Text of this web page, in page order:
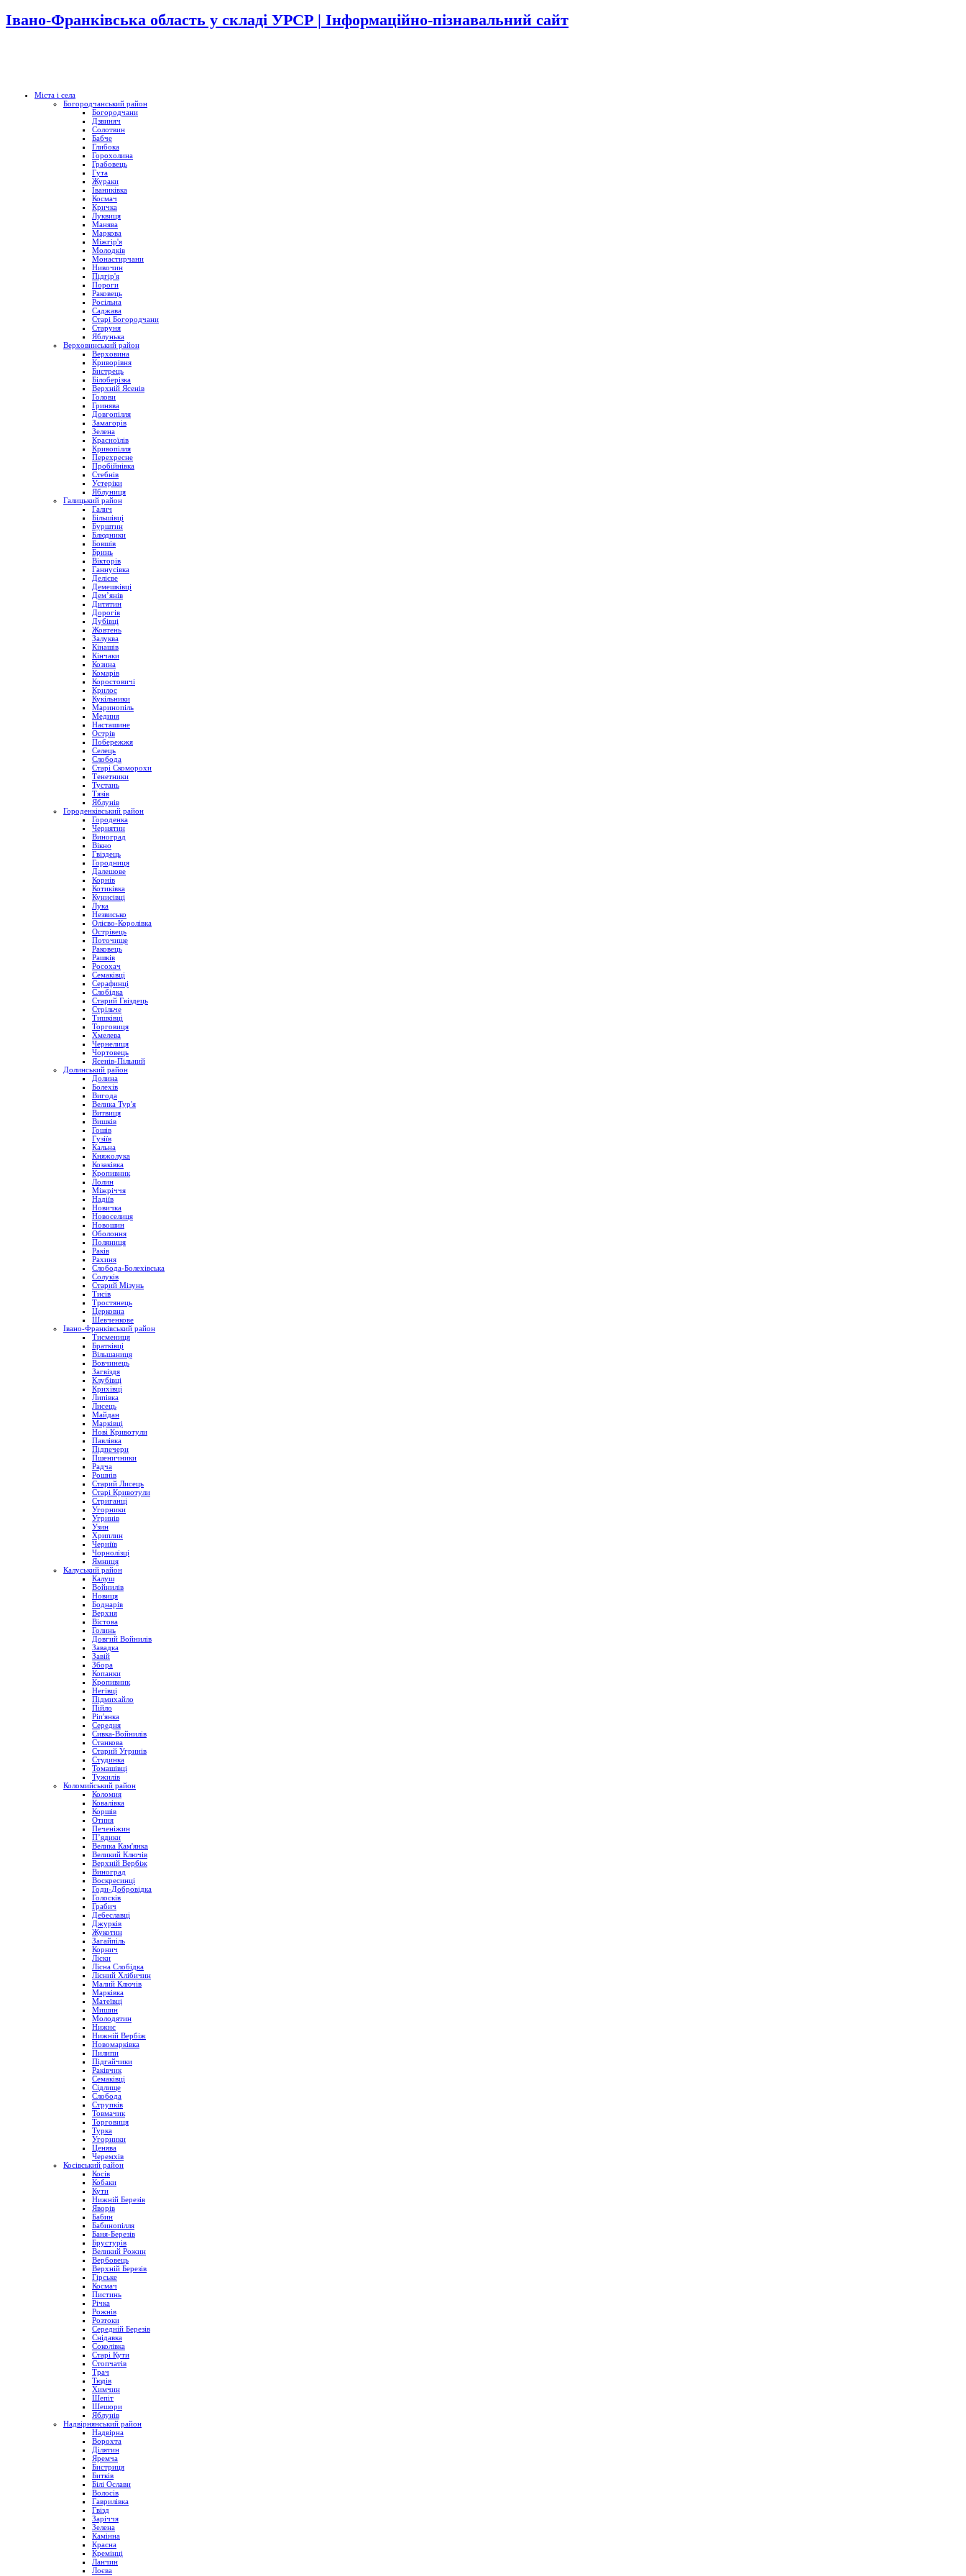
Івано-Франківська область у складі УРСР | Інформаційно-пізнавальний сайт
Міста і села
Богородчанський район
Богородчани
Дзвиняч
Солотвин
Бабче
Глибока
Горохолина
Грабовець
Гута
Жураки
Іваниківка
Космач
Кричка
Луквиця
Манява
Маркова
Міжгір'я
Молодків
Монастирчани
Нивочин
Підгір'я
Пороги
Раковець
Росільна
Саджава
Старі Богородчани
Старуня
Яблунька
Верховинський район
Верховина
Криворівня
Бистрець
Білоберізка
Верхній Ясенів
Голови
Гринява
Довгопілля
Замагорів
Зелена
Красноїлів
Кривопілля
Перехресне
Пробійнівка
Стебнів
Устеріки
Яблуниця
Галицький район
Галич
Більшівці
Бурштин
Блюдники
Бовшів
Бринь
Вікторів
Ганнусівка
Делієве
Демешківці
Дем’янів
Дитятин
Дорогів
Дубівці
Жовтень
Залуква
Кінашів
Кінчаки
Козина
Комарів
Коростовичі
Крилос
Кукільники
Маринопіль
Мединя
Насташине
Острів
Побережжя
Селець
Слобода
Старі Скоморохи
Тенетники
Тустань
Тязів
Яблунів
Городенківський район
Городенка
Чернятин
Виноград
Вікно
Гвіздець
Городниця
Далешове
Корнів
Котиківка
Кунисівці
Лука
Незвисько
Олієво-Королівка
Острівець
Поточище
Раковець
Рашків
Росохач
Семаківці
Серафинці
Слобідка
Старий Гвіздець
Стрільче
Тишківці
Торговиця
Хмелева
Чернелиця
Чортовець
Ясенів-Пільний
Долинський район
Долина
Болехів
Вигода
Велика Тур'я
Витвиця
Вишків
Гошів
Гузіїв
Кальна
Княжолука
Козаківка
Кропивник
Лолин
Міжріччя
Надіїв
Новичка
Новоселиця
Новошин
Оболоння
Поляниця
Раків
Рахиня
Слобода-Болехівська
Солуків
Старий Мізунь
Тисів
Тростянець
Церковна
Шевченкове
Івано-Франківський район
Тисмениця
Братківці
Вільшаниця
Вовчинець
Загвіздя
Клубівці
Крихівці
Липівка
Лисець
Майдан
Марківці
Нові Кривотули
Павлівка
Підпечери
Пшеничники
Радча
Рошнів
Старий Лисець
Старі Кривотули
Стриганці
Угорники
Угринів
Узин
Хриплин
Черніїв
Чорнолізці
Ямниця
Калуський район
Калуш
Войнилів
Новиця
Боднарів
Верхня
Вістова
Голинь
Довгий Войнилів
Завадка
Завій
Збора
Копанки
Кропивник
Негівці
Підмихайло
Пійло
Ріп'янка
Середня
Сивка-Войнилів
Станкова
Старий Угринів
Студинка
Томашівці
Тужилів
Коломийський район
Коломия
Ковалівка
Коршів
Отиня
Печеніжин
П’ядики
Велика Кам'янка
Великий Ключів
Верхній Вербіж
Виноград
Воскресинці
Годи-Добровідка
Голосків
Грабич
Дебеславці
Джурків
Жукотин
Загайпіль
Корнич
Ліски
Лісна Слобідка
Лісний Хлібичин
Малий Ключів
Марківка
Матеївці
Мишин
Молодятин
Нижнє
Нижній Вербіж
Новомарківка
Пилипи
Підгайчики
Раківчик
Семаківці
Сідлище
Слобода
Струпків
Товмачик
Торговиця
Турка
Угорники
Ценява
Черемхів
Косівський район
Косів
Кобаки
Кути
Нижній Березів
Яворів
Бабин
Бабинопілля
Баня-Березів
Брустурів
Великий Рожин
Вербовець
Верхній Березів
Гірське
Космач
Пистинь
Річка
Рожнів
Розтоки
Середній Березів
Снідавка
Соколівка
Старі Кути
Стопчатів
Трач
Тюдів
Химчин
Шепіт
Шешори
Яблунів
Надвірнянський район
Надвірна
Ворохта
Ділятин
Яремча
Бистриця
Битків
Білі Ослави
Волосів
Гаврилівка
Гвізд
Заріччя
Зелена
Камінна
Красна
Кремінці
Ланчин
Лоєва